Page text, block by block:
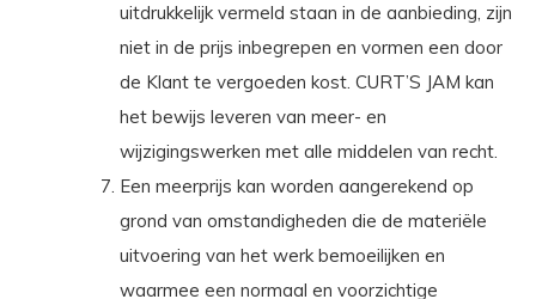
uitdrukkelijk vermeld staan in de aanbieding, zijn
niet in de prijs inbegrepen en vormen een door
de Klant te vergoeden kost. CURT’S JAM kan
het bewijs leveren van meer- en
wijzigingswerken met alle middelen van recht.
Een meerprijs kan worden aangerekend op
grond van omstandigheden die de materiële
uitvoering van het werk bemoeilijken en
waarmee een normaal en voorzichtige